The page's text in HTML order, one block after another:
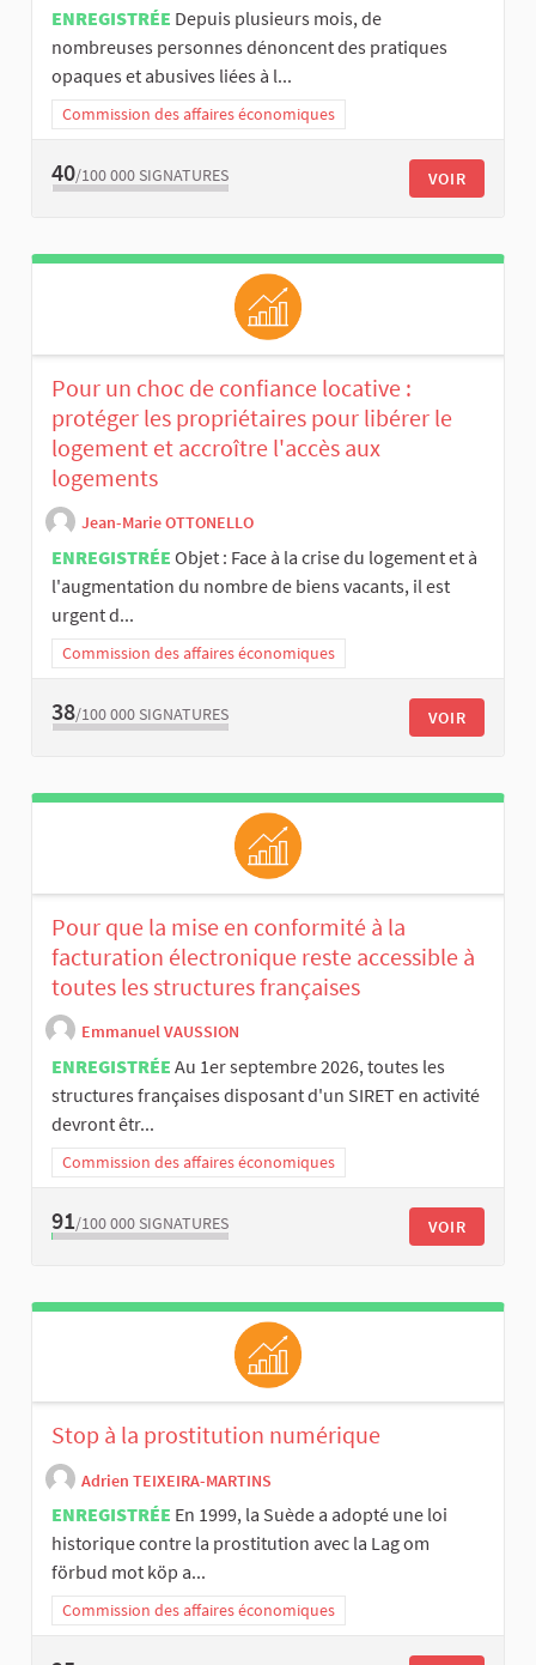
ENREGISTRÉE Depuis plusieurs mois, de
nombreuses personnes dénoncent des pratiques
opaques et abusives liées à l...
Commission des affaires économiques
40/100 000 SIGNATURES VOIR
Pour un choc de confiance locative :
protéger les propriétaires pour libérer le
logement et accroître l'accès aux
logements
Jean-Marie OTTONELLO
ENREGISTRÉE Objet : Face à la crise du logement et à
l'augmentation du nombre de biens vacants, il est
urgent d...
Commission des affaires économiques
38/100 000 SIGNATURES VOIR
Pour que la mise en conformité à la
facturation électronique reste accessible à
toutes les structures françaises
Emmanuel VAUSSION
ENREGISTRÉE Au 1er septembre 2026, toutes les
structures françaises disposant d'un SIRET en activité
devront êtr...
Commission des affaires économiques
91/100 000 SIGNATURES VOIR
Stop à la prostitution numérique
Adrien TEIXEIRA-MARTINS
ENREGISTRÉE En 1999, la Suède a adopté une loi
historique contre la prostitution avec la Lag om
förbud mot köp a...
Commission des affaires économiques